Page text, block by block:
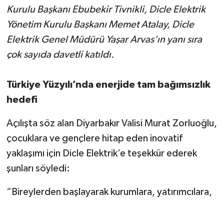
Kurulu Başkanı Ebubekir Tivnikli, Dicle Elektrik
Yönetim Kurulu Başkanı Memet Atalay, Dicle
Elektrik Genel Müdürü Yaşar Arvas’ın yanı sıra
çok sayıda davetli katıldı.
Türkiye Yüzyılı’nda enerjide tam bağımsızlık
hedefi
Açılışta söz alan Diyarbakır Valisi Murat Zorluoğlu,
çocuklara ve gençlere hitap eden inovatif
yaklaşımı için Dicle Elektrik’e teşekkür ederek
şunları söyledi:
“Bireylerden başlayarak kurumlara, yatırımcılara,